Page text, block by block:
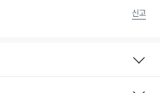
활 공간에 사용되는 화학제품 중에서
합함을 확인받은 제품을 의미합니다.
신고